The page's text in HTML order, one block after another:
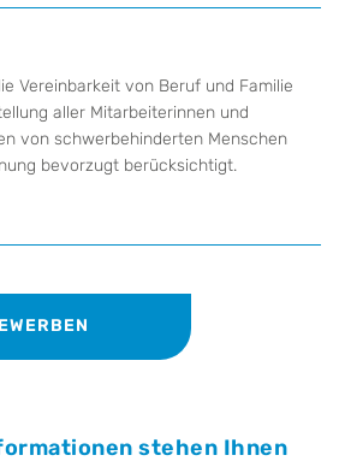
Vereinbarkeit von Beruf und Familie
aller Mitarbeiterinnen und
von schwerbehinderten Menschen
bevorzugt berücksichtigt.
stehen Ihnen